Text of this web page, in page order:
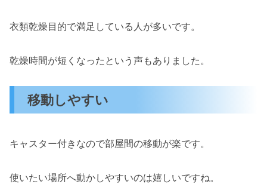
衣類乾燥目的で満足している人が多いです。
乾燥時間が短くなったという声もありました。
移動しやすい
キャスター付きなので部屋間の移動が楽です。
使いたい場所へ動かしやすいのは嬉しいですね。